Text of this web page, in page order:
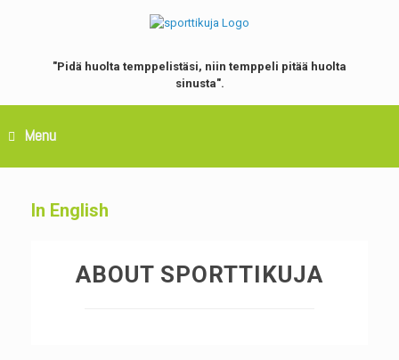
"Pidä huolta temppelistäsi, niin temppeli pitää huolta
sinusta".
Menu
In English
ABOUT SPORTTIKUJA